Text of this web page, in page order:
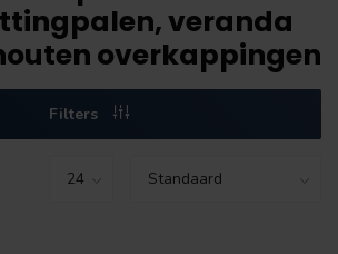
veranda
overkappingen
Filters